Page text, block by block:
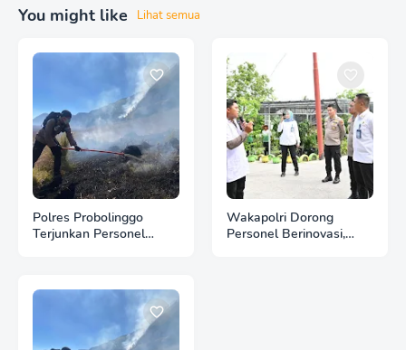
You might like Lihat semua
Polres Probolinggo
Terjunkan Personel
Wakapolri Dorong
Personel Berinovasi,